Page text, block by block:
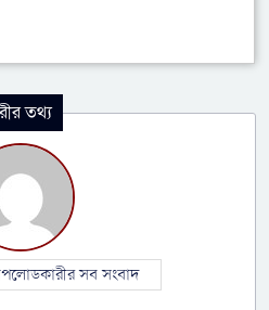
তথ্য
সব সংবাদ